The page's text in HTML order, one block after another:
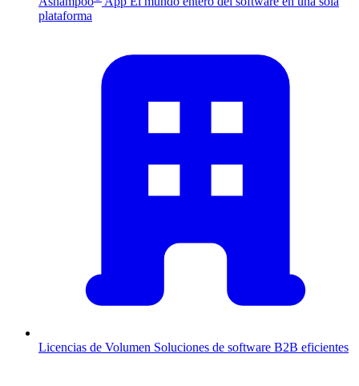
plataforma
Licencias de Volumen Soluciones de software B2B eficientes